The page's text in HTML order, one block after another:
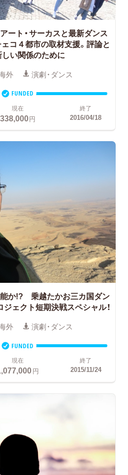
ート・サーカスと最新ダンス
コ４都市の取材支援。評論と
い関係のために
外 演劇・ダンス
FUNDED
現在
338,000円
終了
2016/04/18
か!? 乗越たかお三カ国ダン
ェクト短期決戦スペシャル！
外 演劇・ダンス
FUNDED
現在
円
終了
2015/11/24